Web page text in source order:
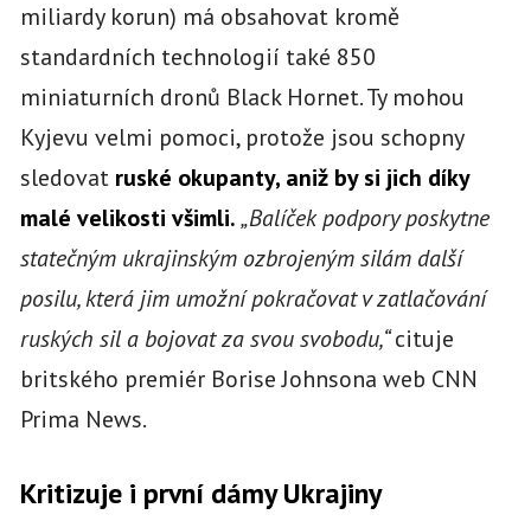
miliardy korun) má obsahovat kromě
standardních technologií také 850
miniaturních dronů Black Hornet. Ty mohou
Kyjevu velmi pomoci, protože jsou schopny
sledovatruské okupanty, aniž by si jich díky
malé velikosti všimli.„Balíček podpory poskytne
statečným ukrajinským ozbrojeným silám další
posilu, která jim umožní pokračovat v zatlačování
ruských sil a bojovat za svou svobodu,“cituje
britského premiér Borise Johnsona web CNN
Prima News.
Kritizuje i první dámy Ukrajiny